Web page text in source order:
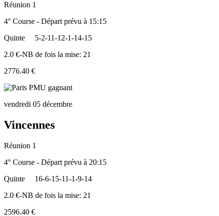
Réunion 1
4° Course - Départ prévu à 15:15
Quinte
5-2-11-12-1-14-15
2.0 €-NB de fois la mise: 21
2776.40 €
vendredi 05 décembre
Vincennes
Réunion 1
4° Course - Départ prévu à 20:15
Quinte
16-6-15-11-1-9-14
2.0 €-NB de fois la mise: 21
2596.40 €